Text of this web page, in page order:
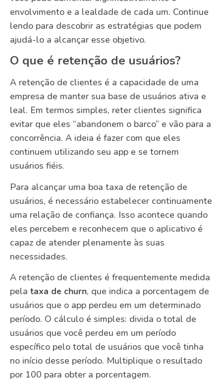
envolvimento e a lealdade de cada um. Continue
lendo para descobrir as estratégias que podem
ajudá-lo a alcançar esse objetivo.
O que é retenção de usuários?
A retenção de clientes é a capacidade de uma
empresa de manter sua base de usuários ativa e
leal. Em termos simples, reter clientes significa
evitar que eles “abandonem o barco” e vão para a
concorrência. A ideia é fazer com que eles
continuem utilizando seu app e se tornem
usuários fiéis.
Para alcançar uma boa taxa de retenção de
usuários, é necessário estabelecer continuamente
uma relação de confiança. Isso acontece quando
eles percebem e reconhecem que o aplicativo é
capaz de atender plenamente às suas
necessidades.
A retenção de clientes é frequentemente medida
pela taxa de churn, que indica a porcentagem de
usuários que o app perdeu em um determinado
período. O cálculo é simples: divida o total de
usuários que você perdeu em um período
específico pelo total de usuários que você tinha
no início desse período. Multiplique o resultado
por 100 para obter a porcentagem.